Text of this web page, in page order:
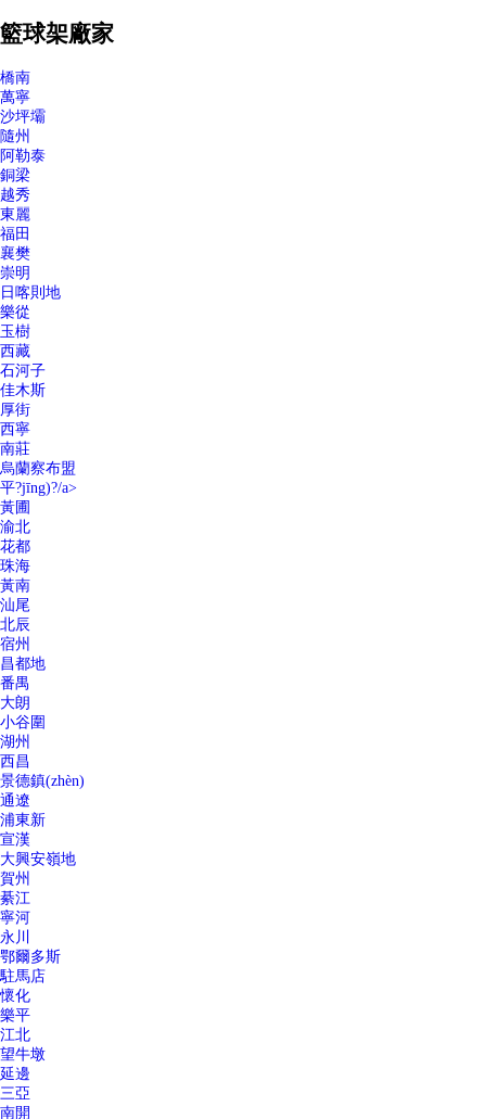
籃球架廠家
橋南
萬寧
沙坪壩
隨州
阿勒泰
銅梁
越秀
東麗
福田
襄樊
崇明
日喀則地
樂從
玉樹
西藏
石河子
佳木斯
厚街
西寧
南莊
烏蘭察布盟
平?jīng)?/a>
黃圃
渝北
花都
珠海
黃南
汕尾
北辰
宿州
昌都地
番禺
大朗
小谷圍
湖州
西昌
景德鎮(zhèn)
通遼
浦東新
宣漢
大興安嶺地
賀州
綦江
寧河
永川
鄂爾多斯
駐馬店
懷化
樂平
江北
望牛墩
延邊
三亞
南開